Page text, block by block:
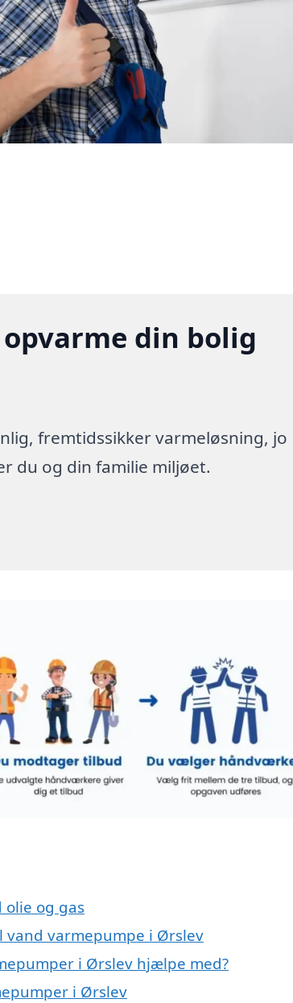
din bolig
fremtidssikker varmeløsning, jo
du og din familie miljøet.
og gas
vand varmepumpe i Ørslev
i Ørslev hjælpe med?
i Ørslev